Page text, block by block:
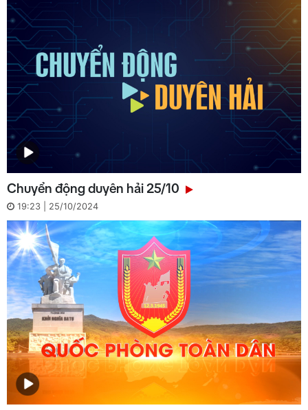
Chuyển động duyên hải 25/10
19:23 | 25/10/2024